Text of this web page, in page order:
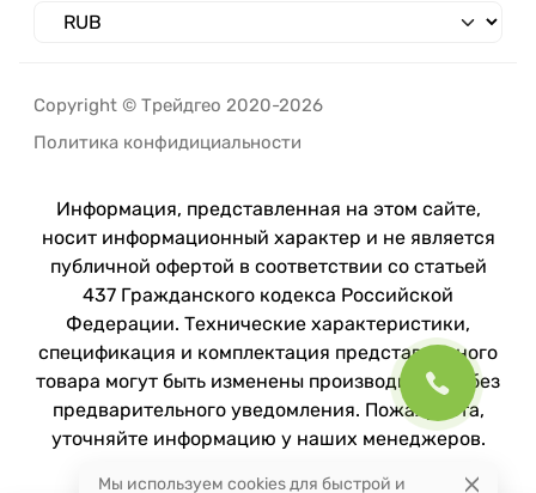
Copyright © Трейдгео 2020-2026
Политика конфидициальности
Информация, представленная на этом сайте,
носит информационный характер и не является
публичной офертой в соответствии со статьей
437 Гражданского кодекса Российской
Федерации. Технические характеристики,
спецификация и комплектация представленного
товара могут быть изменены производителем без
предварительного уведомления. Пожалуйста,
уточняйте информацию у наших менеджеров.
Мы используем cookies для быстрой и